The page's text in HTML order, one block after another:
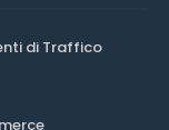
di Traffico